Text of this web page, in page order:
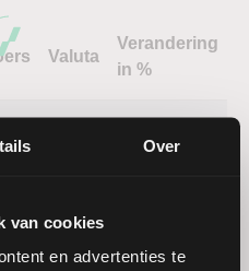
Over
van cookies
en advertenties te
Valuta
Verandering
in %
EUR